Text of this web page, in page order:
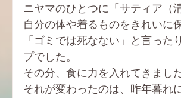
ニヤマのひとつに「サティア（
自分の体や着るものをきれいに
「ゴミでは死なない」と言っ
プでした。
その分、食に力を入れてきました
それが変わったのは、昨年暮れ